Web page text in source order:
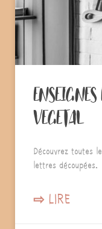
VEGETAL
Découvrez toutes
lettres découpées.
⇨ LIRE